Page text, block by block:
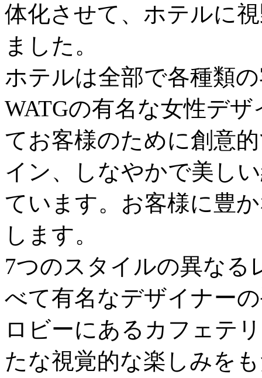
体化させて、ホテルに
ました。
ホテルは全部で各種類
WATGの有名な女性デ
てお客様のために創意
イン、しなやかで美し
ています。お客様に豊
します。
7つのスタイルの異なる
べて有名なデザイナー
ロビーにあるカフェテ
たな視覚的な楽しみを